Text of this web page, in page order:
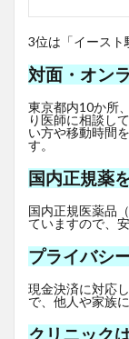
3位は「イースト
対面・オン
東京都内10か所
り医師に相談し
い方や移動時間
す。
国内正規薬
国内正規医薬品
ていますので、
プライバシ
現金決済に対応
で、他人や家族
クリニック